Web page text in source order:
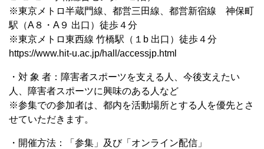
※東京メトロ半蔵門線、都営三田線、都営新宿線 神保町
駅（A８・A９ 出口）徒歩４分
※東京メトロ東西線 竹橋駅（１b 出口）徒歩４分
https://www.hit-u.ac.jp/hall/accessjp.html
・対 象 者：障害者スポーツを支える人、今後支えたい
人、障害者スポーツに興味のある人など
※参集での参加者は、都内を活動場所とする人を優先とさ
せていただきます。
・開催方法：「参集」及び「オンライン配信」